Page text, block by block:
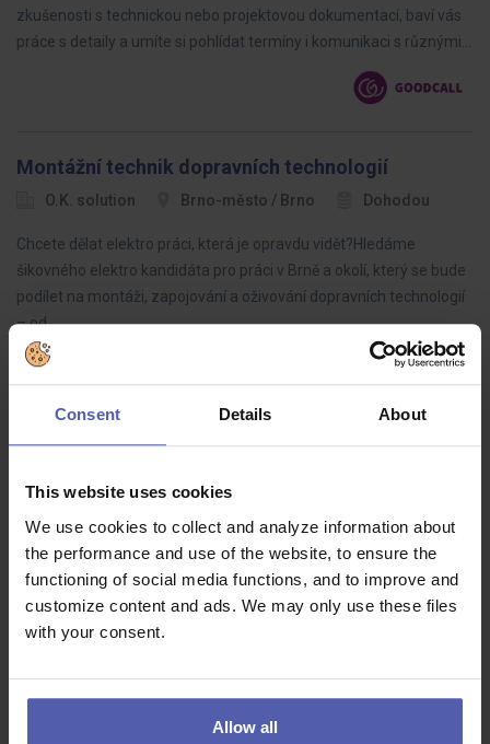
Consent Details About
This website uses cookies
We use cookies to collect and analyze information about
the performance and use of the website, to ensure the
functioning of social media functions, and to improve and
customize content and ads. We may only use these files
with your consent.
Allow all
zkušenosti s technickou nebo projektovou dokumentací, baví vás
práce s detaily a umíte si pohlídat termíny i komunikaci s různými…
Montážní technik dopravních technologií
O.K. solution Brno-město / Brno Dohodou
Chcete dělat elektro práci, která je opravdu vidět?Hledáme
šikovného elektro kandidáta pro práci v Brně a okolí, který se bude
podílet na montáži, zapojování a oživování dopravních technologií
– od…
CAMPAIGN STRATEGIST – B2C CRM
Chcete ovlivnit, jak miliony zákazníků vnímají komunikaci lékáren
BENU? Baví vás data, kampaně a viditelné výsledky vaší práce?
Hledáme zkušeného Campaign Strategist, který bude klíčovou
součástí…